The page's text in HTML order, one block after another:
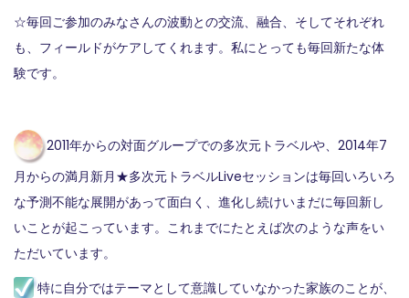
☆毎回ご参加のみなさんの波動との交流、融合、そしてそれぞれ
も、フィールドがケアしてくれます。私にとっても毎回新たな体
験です。
2011年からの対面グループでの多次元トラベルや、2014年7
月からの満月新月★多次元トラベルLiveセッションは毎回いろいろ
な予測不能な展開があって面白く、進化し続けいまだに毎回新し
いことが起こっています。これまでにたとえば次のような声をい
ただいています。
特に自分ではテーマとして意識していなかった家族のことが、